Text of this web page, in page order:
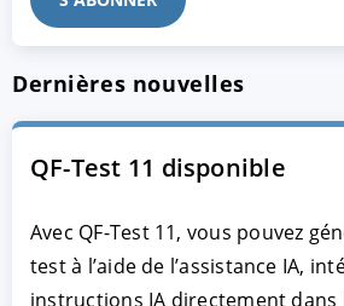
Dernières nouvelles
QF-Test 11 disponible
Avec QF-Test 11, vous pouvez
test à l’aide de l’assistance IA,
instructions IA directement dans